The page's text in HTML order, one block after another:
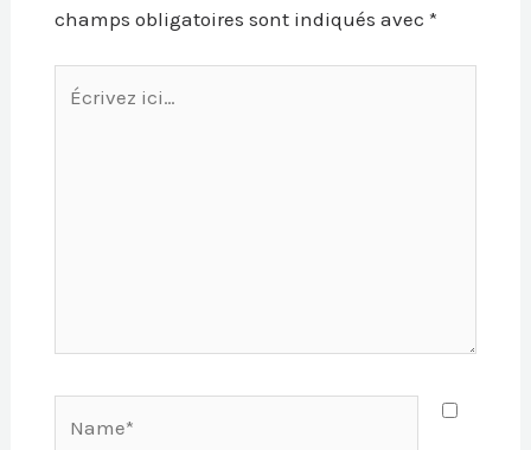
champs obligatoires sont indiqués avec *
ici…